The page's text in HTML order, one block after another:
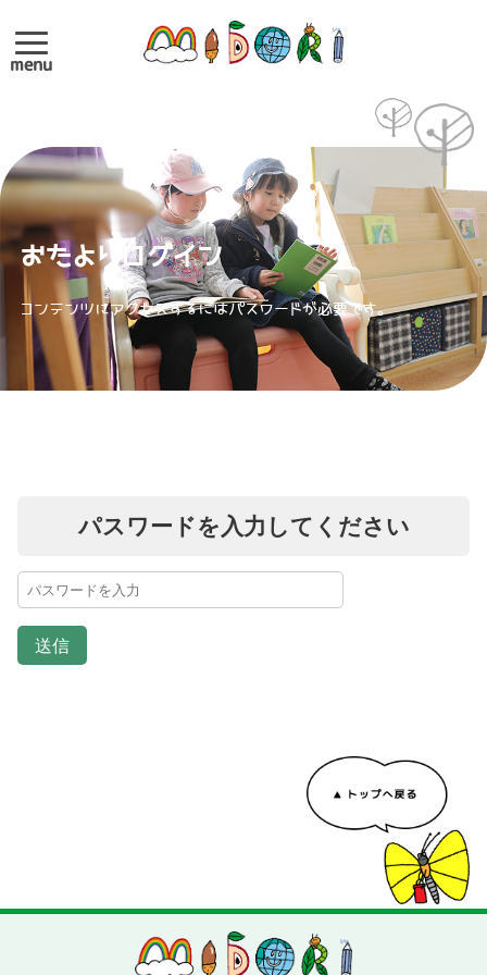
menu
おたよりログイン
コンテンツにアクセスするにはパスワードが必要です。
パスワードを入力してください
送信